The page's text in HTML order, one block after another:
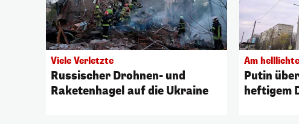
Viele Verletzte
Russischer Drohnen- und
Raketenhagel auf die Ukraine
Am
Putin
heftigem